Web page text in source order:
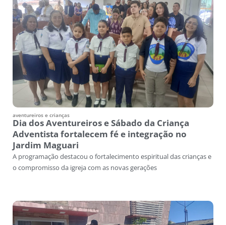
aventureiros e crianças
Dia dos Aventureiros e Sábado da Criança
Adventista fortalecem fé e integração no
Jardim Maguari
A programação destacou o fortalecimento espiritual das crianças e
o compromisso da igreja com as novas gerações